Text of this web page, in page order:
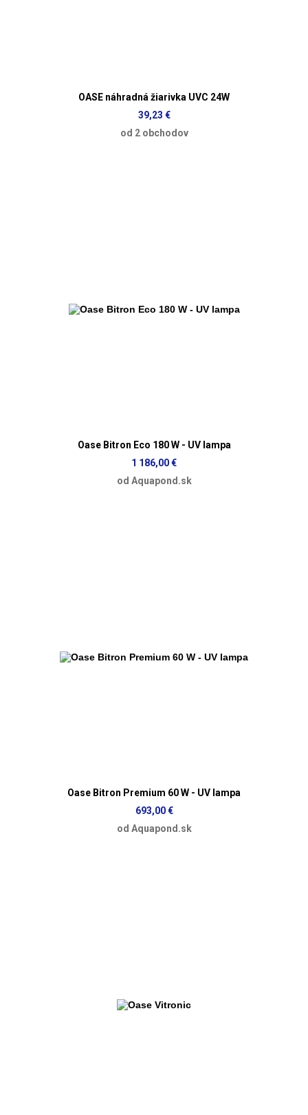
OASE náhradná žiarivka UVC 24W
39,23 €
od 2 obchodov
Oase Bitron Eco 180 W - UV lampa
1 186,00 €
od Aquapond.sk
Oase Bitron Premium 60 W - UV lampa
693,00 €
od Aquapond.sk